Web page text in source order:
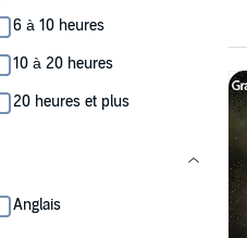
6 à 10 heures
10 à 20 heures
20 heures et plus
Anglais